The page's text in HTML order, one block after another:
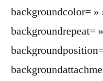
backgroundcolor= »
backgroundrepeat=